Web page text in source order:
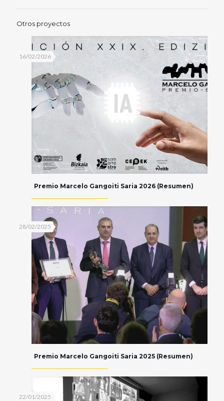
Otros proyectos
16/02/2026
Premio Marcelo Gangoiti Saria 2026 (Resumen)
28/02/2025
Premio Marcelo Gangoiti Saria 2025 (Resumen)
22/01/2025